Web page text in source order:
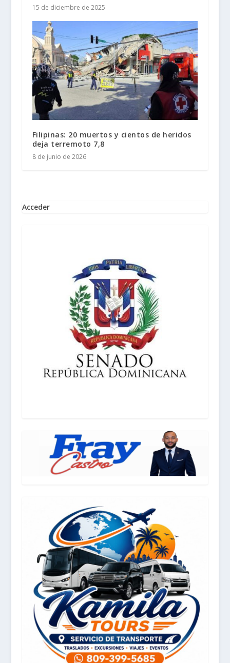
15 de diciembre de 2025
Filipinas: 20 muertos y cientos de heridos
deja terremoto 7,8
8 de junio de 2026
Acceder